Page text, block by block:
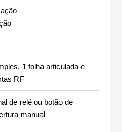
1 folha articulada e
RF
de relé ou botão de
manual